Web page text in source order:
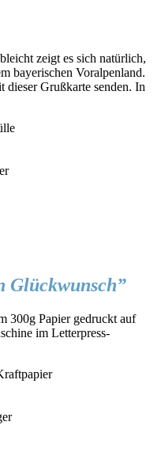
zeigt es sich natürlich,
bayerischen Voralpenland.
Grußkarte senden. In
Glückwunsch”
300g Papier gedruckt auf
im Letterpress-